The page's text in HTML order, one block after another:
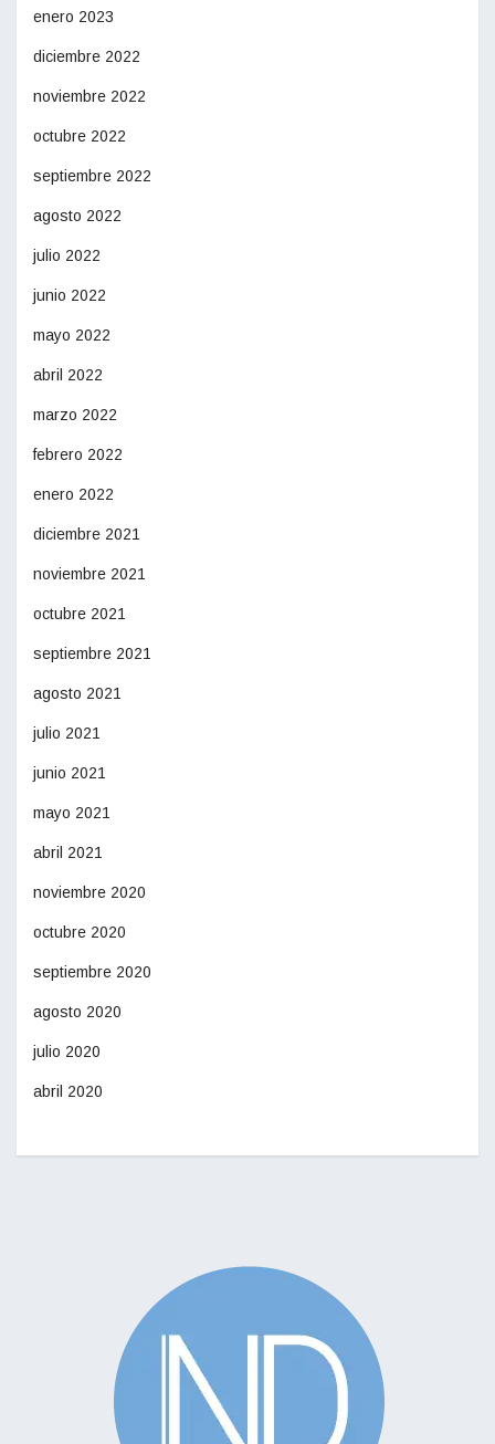
enero 2023
diciembre 2022
noviembre 2022
octubre 2022
septiembre 2022
agosto 2022
julio 2022
junio 2022
mayo 2022
abril 2022
marzo 2022
febrero 2022
enero 2022
diciembre 2021
noviembre 2021
octubre 2021
septiembre 2021
agosto 2021
julio 2021
junio 2021
mayo 2021
abril 2021
noviembre 2020
octubre 2020
septiembre 2020
agosto 2020
julio 2020
abril 2020